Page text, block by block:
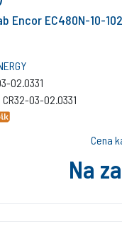
Encor EC480N-10-
02.0331
03-02.0331
Cena
Na